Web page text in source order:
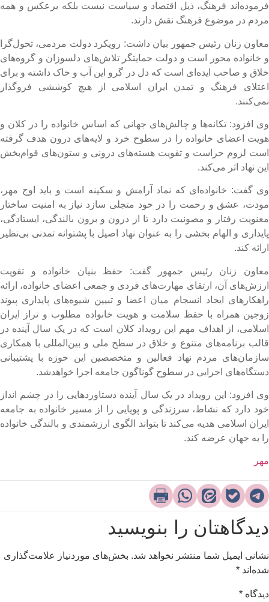
فرهنگ، ذیل اقتصاد و سیاست نیست بلکه برعکس و همه
در موضوع فرهنگ نقش دارند.
زنان رئیس جمهور بیان داشت: رویکرد دولت مردمی، تحول‌گرا
خانواده محور است و دولت حمایتگر تلاش‌های دلسوزان و گروه‌های
و صاحب ایده‌ای است که دل در گرو این آب و خاک داشته و برای
فرهنگ و تمدن ایران اسلامی از هیچ کوششی فروگذار
افزود: تکانه‌ها و چالش‌های جهانی که اساس خانواده را در کلان و
اعضای خانواده را در سطوح خرد و لایه‌های درون هدف گرفته
لزوم حراست و تقویت هسته‌های درونی و ستون‌های قوام‌بخش
نهاد اثر می‌کند.
گفت: خانواده‌ای که نماد آرامش و سکینه است و باید اوج مهر،
عشق و رحمت را در خود متجلی سازد نیاز به امنیت ساختار
رفتار و مصونیت دارد تا از درون و برون بالندگی، ایستادگی،
و الهام بخشی را به عنوان نهاد اصیل با پشتوانه تمدنی بی‌نظیر
کند.
زنان رئیس جمهور گفت: حفظ بنیان خانواده و تقویت
آن، ارتقای مهارت‌های فردی و جمعی اعضای خانواده، ارائه
ایجاد انسجام میان اعضا و تبیین شیوه‌های پایداری پیوند
همراه با حفظ سلامت و هویت خانواده مطلوب و تراز ایران
از اهداف مهم این رویداد کلان است که در یک سال آینده در
برنامه‌های متنوع و خلاق در سطح ملی و بین‌المللی با همکاری
مردم نهاد فعالین و متخصصین این حوزه با پشتیبانی
اجرایی در سطوح گوناگون جامعه اجرا خواهدشد.
افزود: این رویداد در یک سال آینده دستاوردهایی را در چشم انداز
دارد که نشاط، سرزندگی و پویایی را از مسیر خانواده به جامعه
اسلامی هدیه می‌کند تا بتواند الگوی ارزشمندی و بالندگی خانواده
به جهان عرضه کند.​
را بنویسید
ایمیل شما منتشر نخواهد شد. بخش‌های موردنیاز علامت‌گذاری
*
*